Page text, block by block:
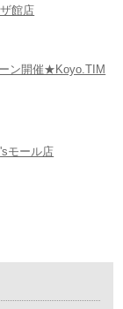
館店
ン開催★Koyo.TIM
モール店